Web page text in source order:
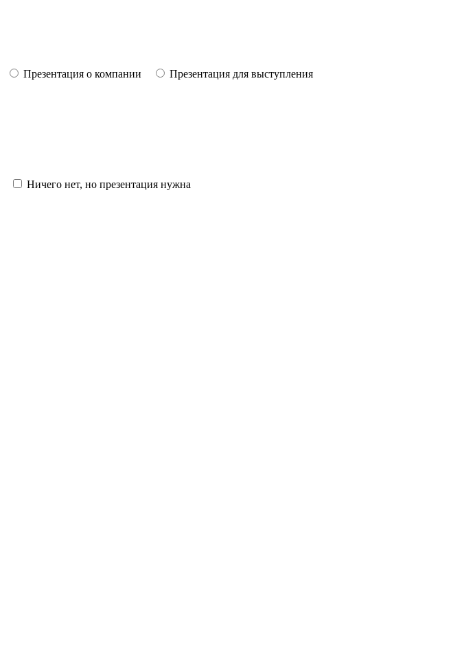
Презентация о компании
Презентация для выступления
Ничего нет, но презентация нужна